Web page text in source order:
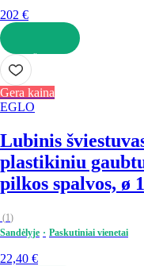
202 €
Į KREPŠELĮ
Gera kaina
EGLO
Lubinis
plastikiniu
pilkos spalvos, ø
(1)
Sandėlyje
Paskutiniai vienetai
22,40 €